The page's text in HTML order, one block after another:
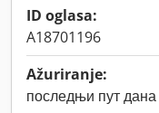
ID oglasa:
A18701196
Ažuriranje:
последњи пут